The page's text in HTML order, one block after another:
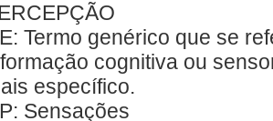
Termo genérico que se
cognitiva ou
específico.
Sensações